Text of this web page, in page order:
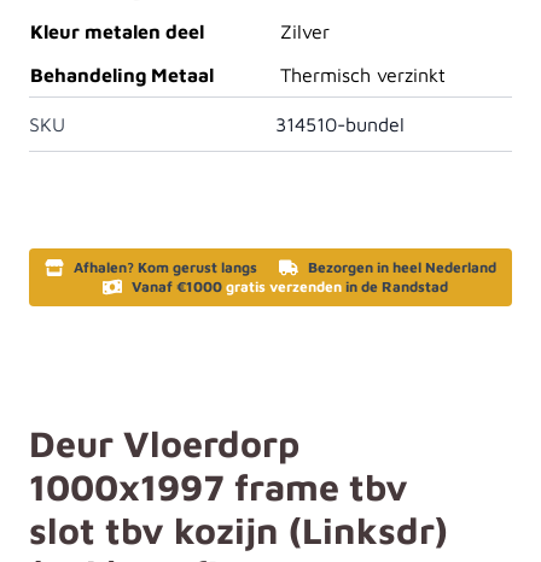
Kleur metalen deel
Zilver
Behandeling Metaal
Thermisch verzinkt
SKU 314510-bundel
Afhalen? Kom gerust langs
Bezorgen in heel Nederland
Vanaf €1000 gratis verzenden in de Randstad
Deur Vloerdorp
1000x1997 frame tbv
slot tbv kozijn (Linksdr)